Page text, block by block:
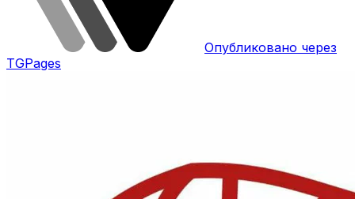
Опубликовано через
TGPages